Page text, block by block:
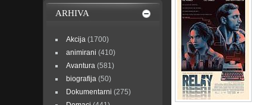
ARHIVA
Akcija(1700)
animirani (410)
Avantura(581)
biografija(50)
Dokumentarni (275)